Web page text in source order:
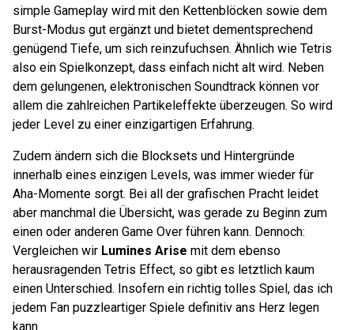
simple Gameplay wird mit den Kettenblöcken sowie dem
Burst-Modus gut ergänzt und bietet dementsprechend
genügend Tiefe, um sich reinzufuchsen. Ähnlich wie Tetris
also ein Spielkonzept, dass einfach nicht alt wird. Neben
dem gelungenen, elektronischen Soundtrack können vor
allem die zahlreichen Partikeleffekte überzeugen. So wird
jeder Level zu einer einzigartigen Erfahrung.
Zudem ändern sich die Blocksets und Hintergründe
innerhalb eines einzigen Levels, was immer wieder für
Aha-Momente sorgt. Bei all der grafischen Pracht leidet
aber manchmal die Übersicht, was gerade zu Beginn zum
einen oder anderen Game Over führen kann. Dennoch:
Vergleichen wir Lumines Arise mit dem ebenso
herausragenden Tetris Effect, so gibt es letztlich kaum
einen Unterschied. Insofern ein richtig tolles Spiel, das ich
jedem Fan puzzleartiger Spiele definitiv ans Herz legen
kann.